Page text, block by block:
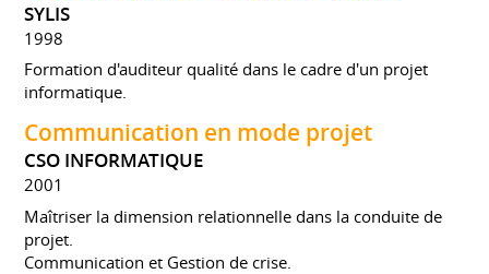
SYLIS
1998
Formation d'auditeur qualité dans le cadre d'un projet
informatique.
Communication en mode projet
CSO INFORMATIQUE
2001
Maîtriser la dimension relationnelle dans la conduite de
projet.
Communication et Gestion de crise.